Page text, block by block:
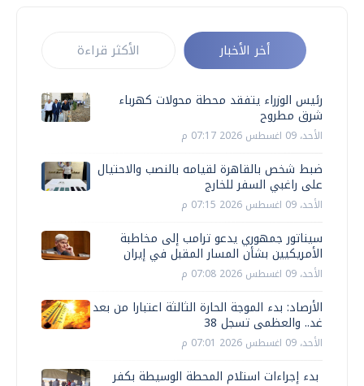
أخر الأخبار الأكثر قراءة
رئيس الوزراء يتفقد محطة محولات كهرباء
شرق مطروح
الأحد، 09 اغسطس 2026 07:17 م
ضبط شخص بالقاهرة لقيامه بالنصب والاحتيال
على راغبي السفر للخارج
الأحد، 09 اغسطس 2026 07:15 م
سيناتور جمهوري يدعو ترامب إلى مخاطبة
الأمريكيين بشأن المسار المقبل في إيران
الأحد، 09 اغسطس 2026 07:08 م
الأرصاد: بدء الموجة الحارة الثالثة اعتبارا من بعد
غد.. والعظمى تسجل 38
الأحد، 09 اغسطس 2026 07:01 م
بدء إجراءات استلام المحطة الوسيطة بكفر